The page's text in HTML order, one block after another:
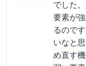
でした
要素が
るので
いなと
め直す